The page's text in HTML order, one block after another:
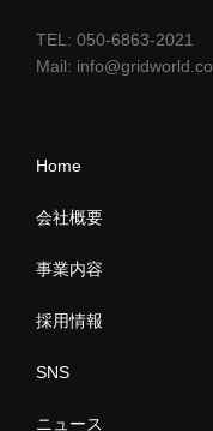
TEL: 050-6863-2021
Mail: info@gridworld.co
Home
会社概要
事業内容
採用情報
SNS
ニュース